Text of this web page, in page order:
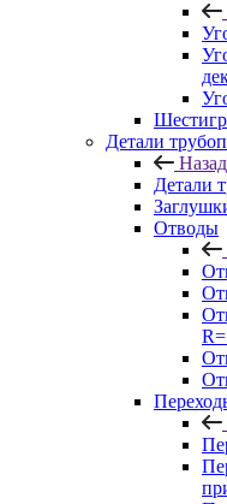
Детали
Назад
Детали
Отводы